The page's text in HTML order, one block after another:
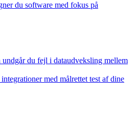
du software med fokus på
undgår du fejl i dataudveksling mellem
med målrettet test af dine